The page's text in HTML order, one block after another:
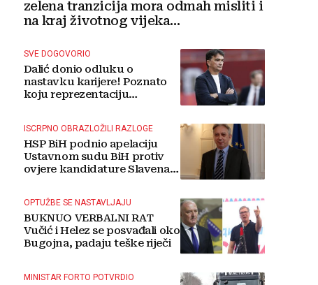
zelena tranzicija mora odmah misliti i
na kraj životnog vijeka
SVE DOGOVORIO
Dalić donio odluku o
nastavku karijere! Poznato
koju reprezentaciju
ISCRPNO OBRAZLOŽILI RAZLOGE
HSP BiH podnio apelaciju
Ustavnom sudu BiH protiv
ovjere kandidature Slavena
OPTUŽBE SE NASTAVLJAJU
BUKNUO VERBALNI RAT
Vučić i Helez se posvađali oko
Bugojna, padaju teške riječi
MINISTAR FORTO POTVRDIO